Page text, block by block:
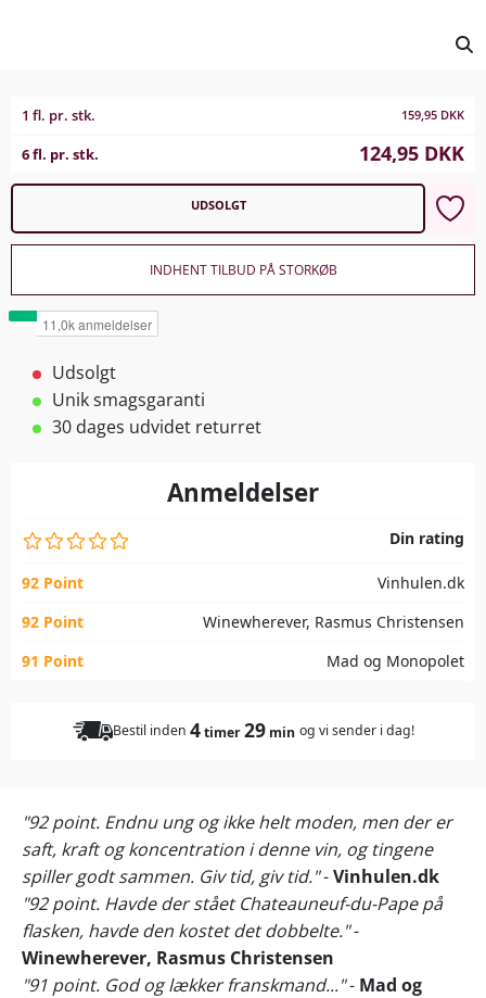
1 fl. pr. stk. 159,95 DKK
6 fl. pr. stk. 124,95 DKK
UDSOLGT
INDHENT TILBUD PÅ STORKØB
Udsolgt
Unik smagsgaranti
30 dages udvidet returret
Anmeldelser
Din rating
92 Point
Vinhulen.dk
92 Point
Winewherever, Rasmus Christensen
91 Point
Mad og Monopolet
Bestil inden 4timer29 min og vi sender i dag!
"92 point. Endnu ung og ikke helt moden, men der er
saft, kraft og koncentration i denne vin, og tingene
spiller godt sammen. Giv tid, giv tid."-Vinhulen.dk
"92 point. Havde der stået Chateauneuf-du-Pape på
flasken, havde den kostet det dobbelte."-
Winewherever, Rasmus Christensen
"91 point. God og lækker franskmand..."- Mad og